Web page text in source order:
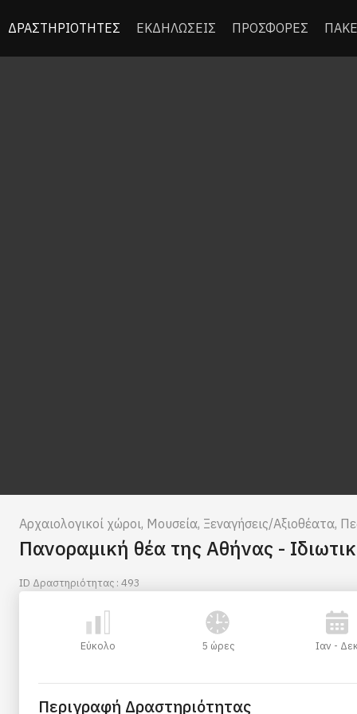
ΔΡΑΣΤΗΡΙΟΤΗΤΕΣ ΕΚΔΗΛΩΣΕΙΣ ΠΡΟΣΦΟΡΕΣ
Αρχαιολογικοί χώροι, Μουσεία, Ξεναγήσεις/Αξιοθέατα,
Πανοραμική θέα της Αθήνας -
ID Δραστηριότητας : 493
Εύκολο 5 ώρες Ιαν -
Περιγραφή Δραστηριότητας